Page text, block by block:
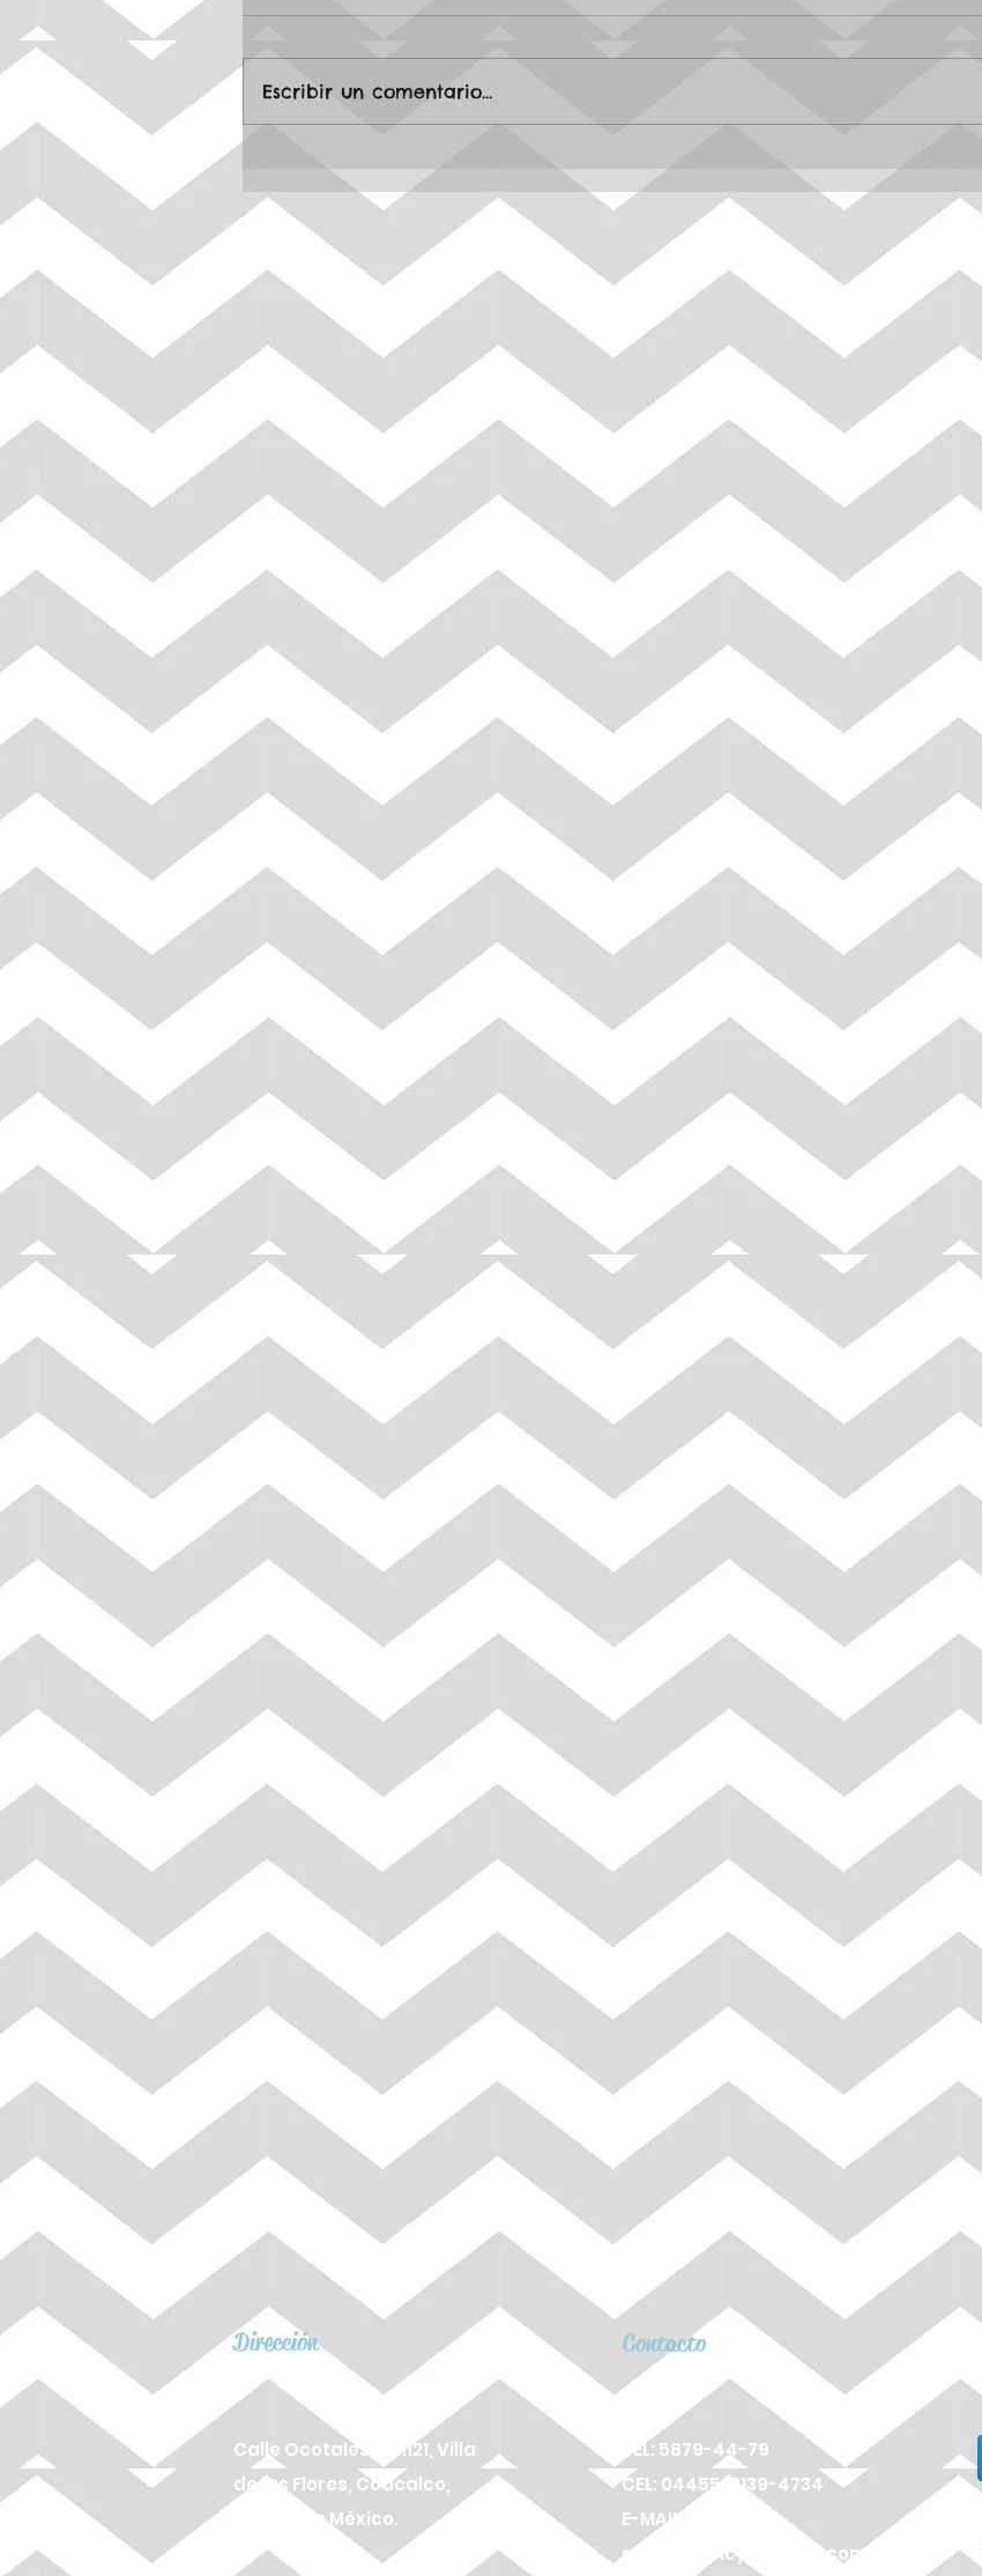
Escribir un comentario...
Dirección
Calle Ocotales, No.121, Villa
de las Flores, Coacalco,
Estado de México.
Contacto
TEL: 5879-44-79
CEL: 04455-2139-4734
E-MAIL:
cameagency@gmail.com